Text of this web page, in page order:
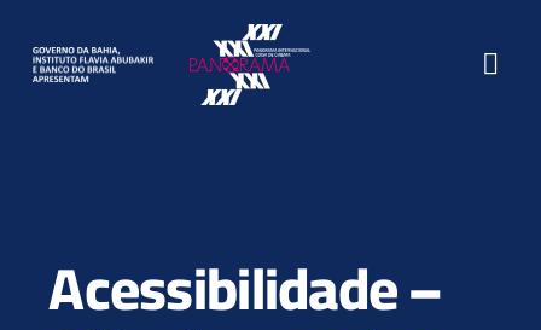
para
Programação
Acessibilidade –